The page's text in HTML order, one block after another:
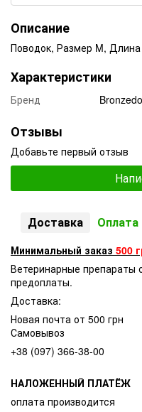
Описание
Поводок, Размер M,
Характеристики
Бренд
Отзывы
Добавьте первый отзыв
Доставка Оплата
Минимальный заказ 500
Ветеринарные препараты
предоплаты.
Доставка:
Новая почта от 500 грн
Самовывоз
+38 (097) 366-38-00
НАЛОЖЕННЫЙ ПЛАТЁЖ
оплата производится